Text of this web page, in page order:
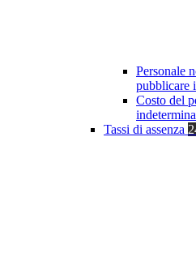
Personale
pubblicare
Costo del
Tassi di assenza